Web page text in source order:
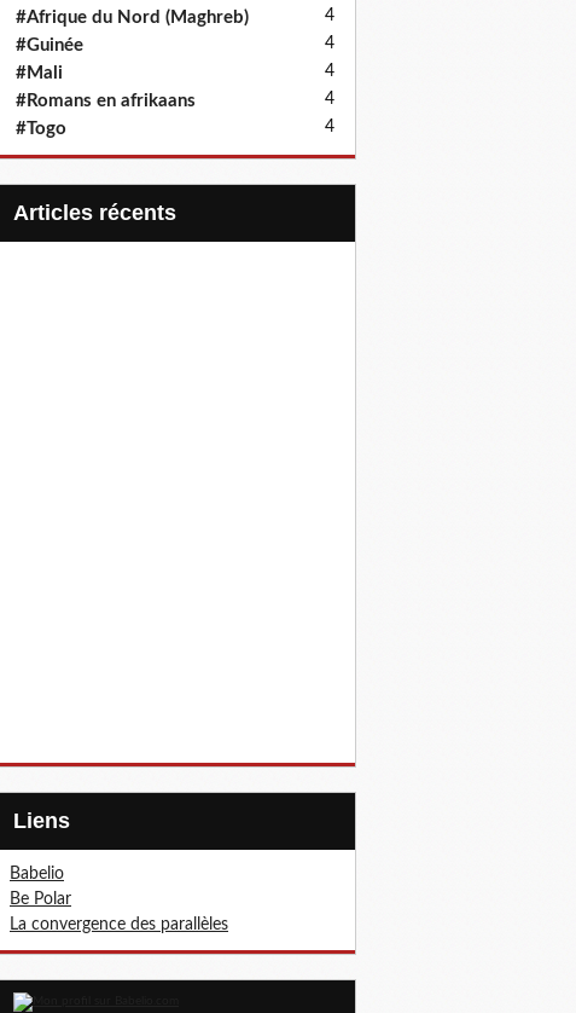
#Afrique du Nord (Maghreb) 4
#Guinée 4
#Mali 4
#Romans en afrikaans 4
#Togo 4
articles récents
Liens
Babelio
Be Polar
La convergence des parallèles